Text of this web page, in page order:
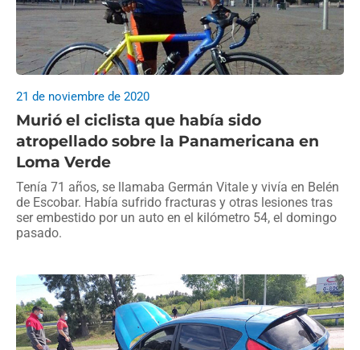
Murió el ciclista que había sido
atropellado sobre la Panamericana en
Loma Verde
21 de noviembre de 2020
Tenía 71 años, se llamaba Germán Vitale y vivía en Belén
de Escobar. Había sufrido fracturas y otras lesiones tras
ser embestido por un auto en el kilómetro 54, el domingo
pasado.